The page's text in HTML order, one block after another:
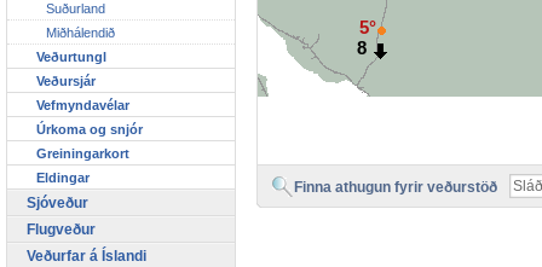
5°
8
Finna athugun fyrir veðurstöð
Suðurland
Miðhálendið
Veðurtungl
Veðursjár
Vefmyndavélar
Úrkoma og snjór
Greiningarkort
Eldingar
Sjóveður
Flugveður
Veðurfar á Íslandi